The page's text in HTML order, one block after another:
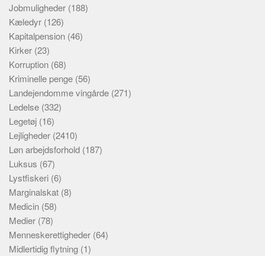
Jobmuligheder (188)
Kæledyr (126)
Kapitalpension (46)
Kirker (23)
Korruption (68)
Kriminelle penge (56)
Landejendomme vingårde (271)
Ledelse (332)
Legetøj (16)
Lejligheder (2410)
Løn arbejdsforhold (187)
Luksus (67)
Lystfiskeri (6)
Marginalskat (8)
Medicin (58)
Medier (78)
Menneskerettigheder (64)
Midlertidig flytning (1)